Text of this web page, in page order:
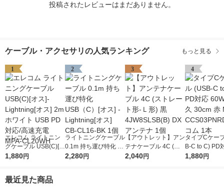
投稿されたレビューはまだありません。
ケーブル・アクセサリの人気ランキング もっと見る
1
エレコム ライトニン
グケーブル USB(C)[オ
ス]-Lightning[オス] 2m
0WH
1,880円
2
ライトニングケーブル
0.1m 持ち運び特化 U
SB（C）[オス] - Light
2,280円
3
【アウトレット】アン
テナケーブル 4C (ス
トレート形-Ｌ形) 黒 4
2,040円
4
タイプCケー
B-C to C) PD
W 高耐久
1,880円
最近見た商品